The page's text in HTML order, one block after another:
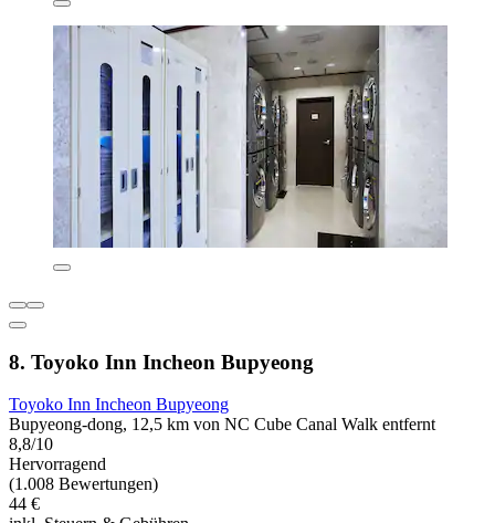
8. Toyoko Inn Incheon Bupyeong
Toyoko Inn Incheon Bupyeong
Bupyeong-dong, 12,5 km von NC Cube Canal Walk entfernt
8,8/10
Hervorragend
(1.008 Bewertungen)
44 €